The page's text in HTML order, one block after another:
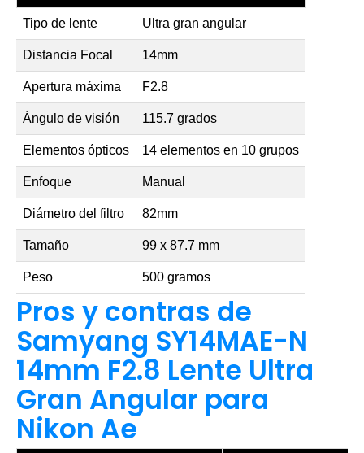
Tipo de lente Ultra gran angular
Distancia Focal 14mm
Apertura máxima F2.8
Ángulo de visión 115.7 grados
Elementos ópticos 14 elementos en 10 grupos
Enfoque Manual
Diámetro del filtro 82mm
Tamaño 99 x 87.7 mm
Peso 500 gramos
Pros y contras de
Samyang SY14MAE-N
14mm F2.8 Lente Ultra
Gran Angular para
Nikon Ae